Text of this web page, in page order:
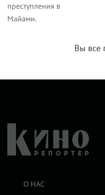
преступления в
Майами.
Вы все
О НАС